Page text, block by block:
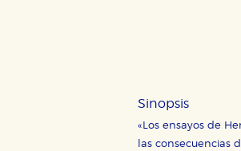
Sinopsis
«Los ensayos de
las consecuencias